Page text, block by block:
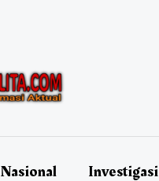
Nasional Investigasi